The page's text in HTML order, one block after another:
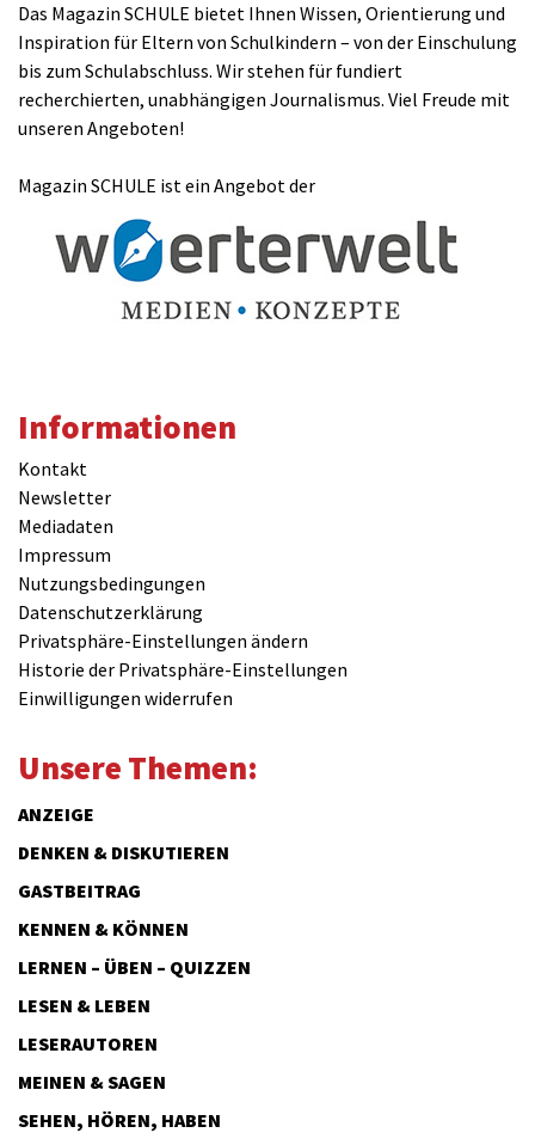
Das Magazin SCHULE bietet Ihnen Wissen, Orientierung und
Inspiration für Eltern von Schulkindern – von der Einschulung
bis zum Schulabschluss. Wir stehen für fundiert
recherchierten, unabhängigen Journalismus. Viel Freude mit
unseren Angeboten!
Magazin SCHULE ist ein Angebot der
Informationen
Kontakt
Newsletter
Mediadaten
Impressum
Nutzungsbedingungen
Datenschutzerklärung
Privatsphäre-Einstellungen ändern
Historie der Privatsphäre-Einstellungen
Einwilligungen widerrufen
Unsere Themen:
ANZEIGE
DENKEN & DISKUTIEREN
GASTBEITRAG
KENNEN & KÖNNEN
LERNEN – ÜBEN – QUIZZEN
LESEN & LEBEN
LESERAUTOREN
MEINEN & SAGEN
SEHEN, HÖREN, HABEN